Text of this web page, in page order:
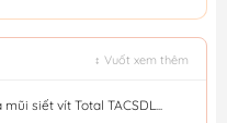
↕ Vuốt xem thêm
siết vít Total TACSDL...